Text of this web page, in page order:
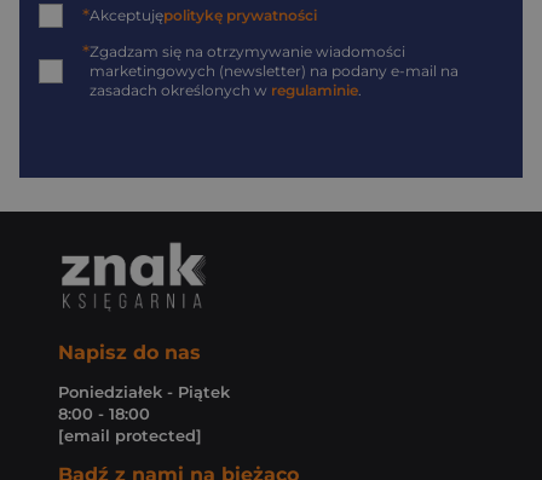
*Akceptujępolitykę prywatności
*Zgadzam się na otrzymywanie wiadomości
marketingowych (newsletter) na podany e-mail na
zasadach określonych w regulaminie.
Napisz do nas
Poniedziałek - Piątek
8:00 - 18:00
[email protected]
Bądź z nami na bieżąco